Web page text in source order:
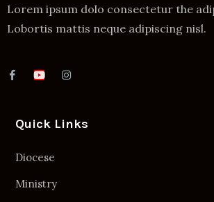
Lorem ipsum dolo consectetur the
Lobortis mattis neque adipiscing nisl.
Quick Links
Diocese
Ministry